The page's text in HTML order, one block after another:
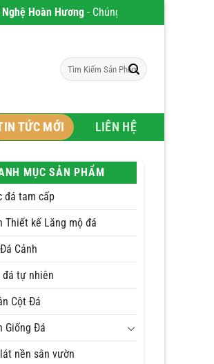
Hương- Chúng tôi chuyên phân phối Sản
Tìm
kiếm:
TỨC MỚI LIÊN HỆ
MỤC SẢN PHẨM
đá tam cấp
Thiết kế Lăng mộ đá
Cảnh
đá tự nhiên
Cột Đá
Giống Đá
nền sân vườn